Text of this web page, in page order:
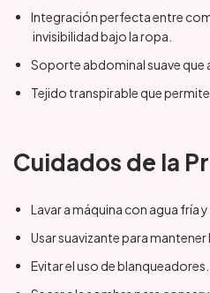
Integración perfecta entre
invisibilidad bajo la ropa.
Soporte abdominal suave que
Tejido transpirable que
Cuidados de la
Lavar a máquina con agua fría
Usar suavizante para
Evitar el uso de blanqueadores.